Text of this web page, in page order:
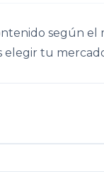
según el
elegir tu